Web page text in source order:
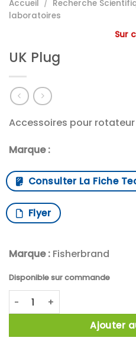
Accueil / Recherche
laboratoires
Sur
UK Plug
Accessoires pour rotateur
Marque :
Consulter La Fiche
Flyer
Marque : Fisherbrand
Disponible sur commande
quantité de UK Plug
Ajouter